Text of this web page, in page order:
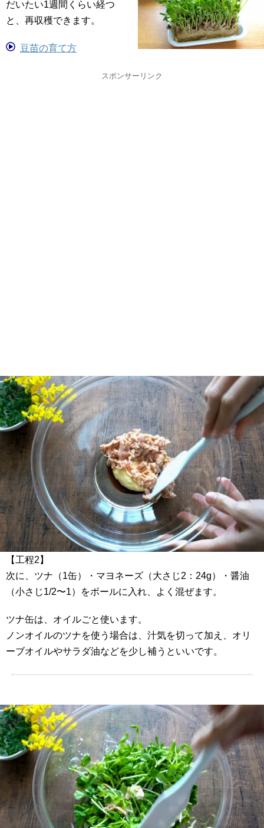
だいたい1週間くらい経つ
と、再収穫できます。
豆苗の育て方
スポンサーリンク
【工程2】
次に、ツナ（1缶）・マヨネーズ（大さじ2：24g）・醤油
（小さじ1/2〜1）をボールに入れ、よく混ぜます。
ツナ缶は、オイルごと使います。
ノンオイルのツナを使う場合は、汁気を切って加え、オリ
ーブオイルやサラダ油などを少し補うといいです。